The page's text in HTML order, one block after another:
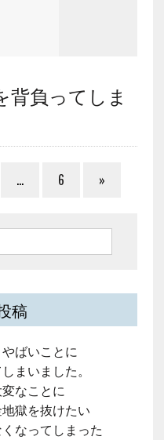
背負ってしま
… 6 »
稿
ばいことに
まいました。
なことに
獄を抜けたい
なってしまった